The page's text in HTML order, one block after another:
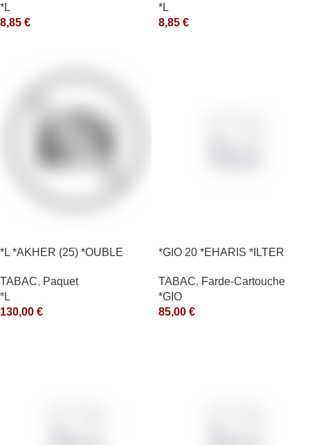
*L
8,85 €
*L
8,85 €
*L *AKHER (25) *OUBLE
TABAC, Paquet
*L
130,00 €
*GIO 20 *EHARIS *ILTER
TABAC, Farde-Cartouche
*GIO
85,00 €